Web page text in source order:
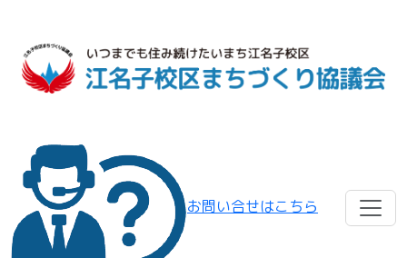
お問い合せはこちら